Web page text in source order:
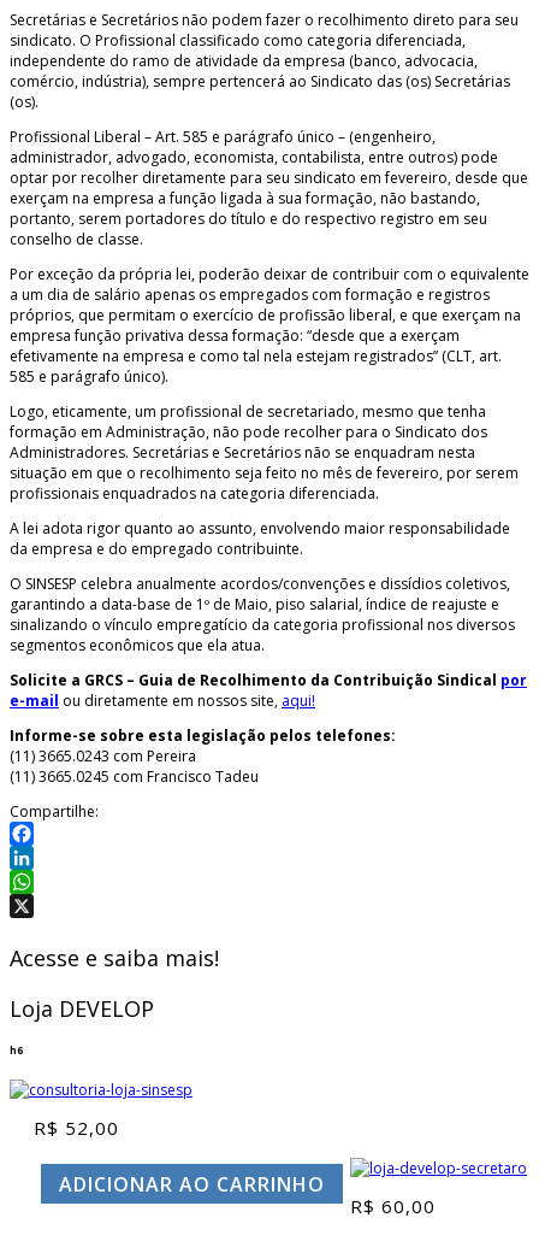
Secretárias e Secretários não podem fazer o recolhimento direto para seu
sindicato. O Profissional classificado como categoria diferenciada,
independente do ramo de atividade da empresa (banco, advocacia,
comércio, indústria), sempre pertencerá ao Sindicato das (os) Secretárias
(os).
Profissional Liberal – Art. 585 e parágrafo único – (engenheiro,
administrador, advogado, economista, contabilista, entre outros) pode
optar por recolher diretamente para seu sindicato em fevereiro, desde que
exerçam na empresa a função ligada à sua formação, não bastando,
portanto, serem portadores do título e do respectivo registro em seu
conselho de classe.
Por exceção da própria lei, poderão deixar de contribuir com o equivalente
a um dia de salário apenas os empregados com formação e registros
próprios, que permitam o exercício de profissão liberal, e que exerçam na
empresa função privativa dessa formação: “desde que a exerçam
efetivamente na empresa e como tal nela estejam registrados” (CLT, art.
585 e parágrafo único).
Logo, eticamente, um profissional de secretariado, mesmo que tenha
formação em Administração, não pode recolher para o Sindicato dos
Administradores. Secretárias e Secretários não se enquadram nesta
situação em que o recolhimento seja feito no mês de fevereiro, por serem
profissionais enquadrados na categoria diferenciada.
A lei adota rigor quanto ao assunto, envolvendo maior responsabilidade
da empresa e do empregado contribuinte.
O SINSESP celebra anualmente acordos/convenções e dissídios coletivos,
garantindo a data-base de 1º de Maio, piso salarial, índice de reajuste e
sinalizando o vínculo empregatício da categoria profissional nos diversos
segmentos econômicos que ela atua.
Solicite a GRCS – Guia de Recolhimento da Contribuição Sindical por
e-mail ou diretamente em nossos site, aqui!
Informe-se sobre esta legislação pelos telefones:
(11) 3665.0243 com Pereira
(11) 3665.0245 com Francisco Tadeu
Compartilhe:
Facebook
LinkedIn
WhatsApp
Acesse e saiba mais!
Loja DEVELOP
h6
R$ 52,00
ADICIONAR AO CARRINHO
R$ 60,00